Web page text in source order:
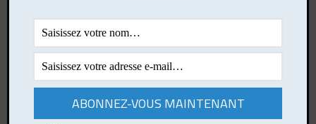
émail. Vous pouvez aussi
commenter.